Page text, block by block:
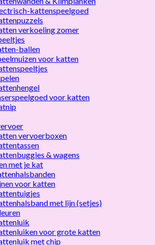
kattenspeelgoed
verkoeling zomer
ballen
voor katten
voor katten
vervoerboxen
& wagens
met je kat
voor katten
met lijn (setjes)
voor grote katten
met chip